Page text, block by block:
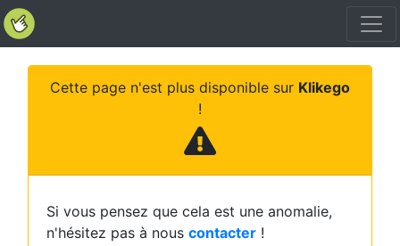
Cette page n'est plus disponible sur Klikego
!
Si vous pensez que cela est une anomalie,
n'hésitez pas à nous contacter !